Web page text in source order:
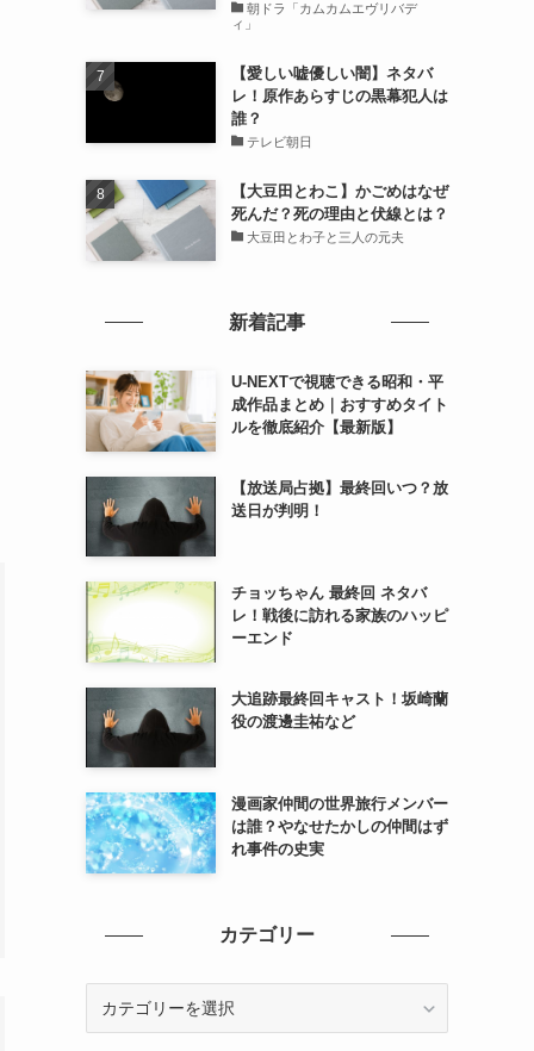
朝ドラ「カムカムエヴリバデ
ィ」
【愛しい嘘優しい闇】ネタバ
レ！原作あらすじの黒幕犯人は
誰？
テレビ朝日
【大豆田とわこ】かごめはなぜ
死んだ？死の理由と伏線とは？
大豆田とわ子と三人の元夫
新着記事
U-NEXTで視聴できる昭和・平
成作品まとめ｜おすすめタイト
ルを徹底紹介【最新版】
【放送局占拠】最終回いつ？放
送日が判明！
チョッちゃん 最終回 ネタバ
レ！戦後に訪れる家族のハッピ
ーエンド
大追跡最終回キャスト！坂崎蘭
役の渡邊圭祐など
漫画家仲間の世界旅行メンバー
は誰？やなせたかしの仲間はず
れ事件の史実
カテゴリー